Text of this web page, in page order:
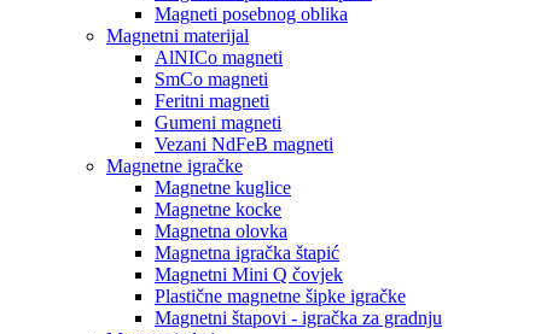
Magneti posebnog oblika
Magnetni materijal
AlNICo magneti
SmCo magneti
Feritni magneti
Gumeni magneti
Vezani NdFeB magneti
Magnetne igračke
Magnetne kuglice
Magnetne kocke
Magnetna olovka
Magnetna igračka štapić
Magnetni Mini Q čovjek
Plastične magnetne šipke igračke
Magnetni štapovi - igračka za gradnju